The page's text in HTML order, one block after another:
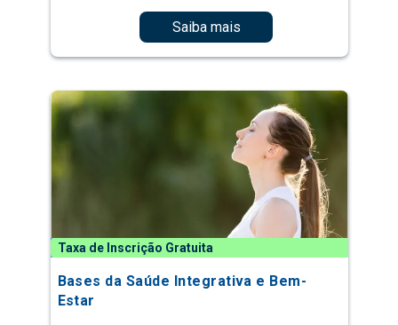
Saiba mais
Taxa de Inscrição Gratuita
Bases da Saúde Integrativa e Bem-
Estar